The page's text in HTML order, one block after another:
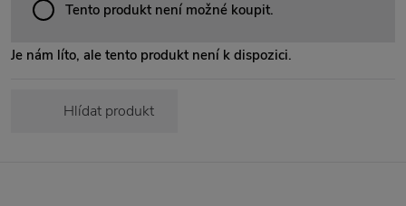
Tento produkt není možné koupit.
Je nám líto, ale tento produkt není k dispozici.
Hlídat produkt